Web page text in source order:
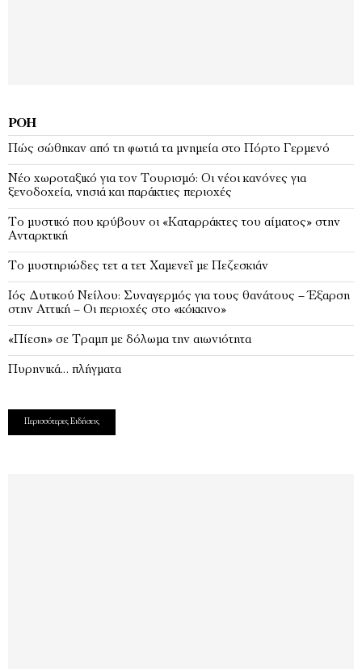
ΡΟΉ
Πώς σώθηκαν από τη φωτιά τα μνημεία στο Πόρτο Γερμενό
Νέο χωροταξικό για τον Τουρισμό: Οι νέοι κανόνες για
ξενοδοχεία, νησιά και παράκτιες περιοχές
Το μυστικό που κρύβουν οι «Καταρράκτες του αίματος» στην
Ανταρκτική
Το μυστηριώδες τετ α τετ Χαμενεΐ με Πεζεσκιάν
Ιός Δυτικού Νείλου: Συναγερμός για τους θανάτους – Έξαρση
στην Αττική – Οι περιοχές στο «κόκκινο»
«Πίεση» σε Τραμπ με δόλωμα την αιωνιότητα
Πυρηνικά… πλήγματα
Περισσότερες Ειδήσεις